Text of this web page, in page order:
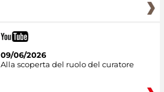
09/06/2026
Alla scoperta del ruolo del curatore